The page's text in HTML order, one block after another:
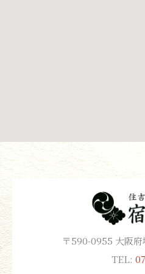
〒590-0955 大阪
TEL: